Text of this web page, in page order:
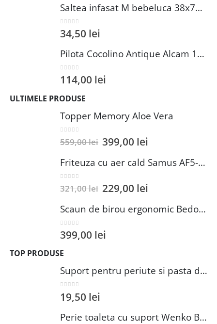
Saltea infasat M bebeluca 38x70 cm spuma PVC lavabila pentru confort si siguranta bebelusului
0out of 5
34,50 lei
Pilota Cocolino Antique Alcam 140x200 cm din Microfibra si Fleece pentru Confort Premium
0out of 5
114,00 lei
ULTIMELE PRODUSE
Topper Memory Aloe Vera
559,00lei 399,00 lei
Friteuza cu aer cald Samus AF5-S1400DW
321,00lei 229,00 lei
Scaun de birou ergonomic Bedora Lotte, Mesh, Negru/Rosu
0out of 5
399,00 lei
TOP PRODUSE
Suport pentru periute si pasta de dinti Wenko Brasil Petrol 7.3 x 10.3 cm plastic verde inchis
0out of 5
19,50 lei
Perie toaleta cu suport Wenko Brasil Petrol 10x37 cm plastic verde inchis